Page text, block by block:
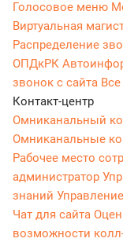
Голосовое меню
Виртуальная
Распределение
ОПДкРК
звонок с сайта
Контакт-центр
Омниканальный
Омниканальные
Рабочее место
администратор
знаний
Чат для сайта
возможности